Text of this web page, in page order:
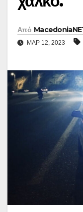
Από
ΜΑΡ 12, 2023